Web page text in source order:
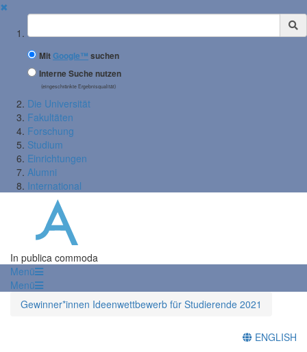
✖
Suchbegriff
MitGoogle™ suchen
Interne Suche nutzen
(eingeschränkte Ergebnisqualität)
Die Universität
Fakultäten
Forschung
Studium
Einrichtungen
Alumni
International
In publica commoda
Menü
Menü
Gewinner*innen Ideenwettbewerb für Studierende 2021
ENGLISH